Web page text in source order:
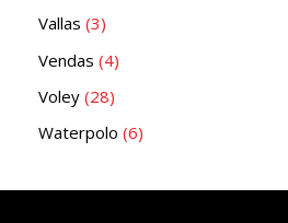
Vallas 3
Vendas 4
Voley 28
Waterpolo 6